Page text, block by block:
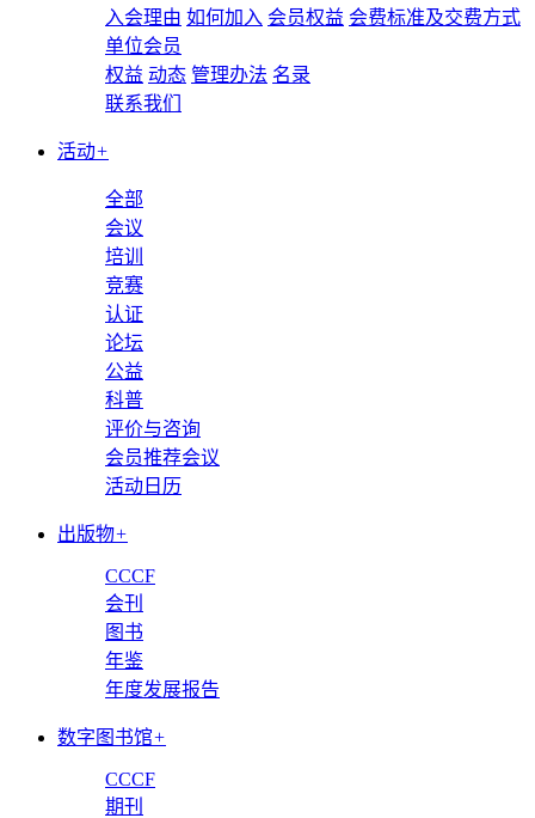
入会理由 如何加入 会员权益 会费标准及交费方式
单位会员
权益 动态 管理办法 名录
联系我们
活动+
全部
会议
培训
竞赛
认证
论坛
公益
科普
评价与咨询
会员推荐会议
活动日历
出版物+
CCCF
会刊
图书
年鉴
年度发展报告
数字图书馆+
CCCF
期刊